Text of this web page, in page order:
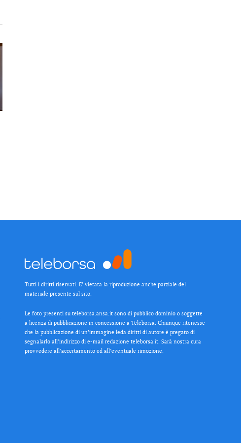
Tutti i diritti riservati. E’ vietata la riproduzione anche parziale del
materiale presente sul sito.
Le foto presenti su teleborsa.ansa.it sono di pubblico dominio o soggette
a licenza di pubblicazione in concessione a Teleborsa. Chiunque ritenesse
che la pubblicazione di un’immagine leda diritti di autore è pregato di
segnalarlo all’indirizzo di e-mail redazione teleborsa.it. Sarà nostra cura
provvedere all’accertamento ed all’eventuale rimozione.